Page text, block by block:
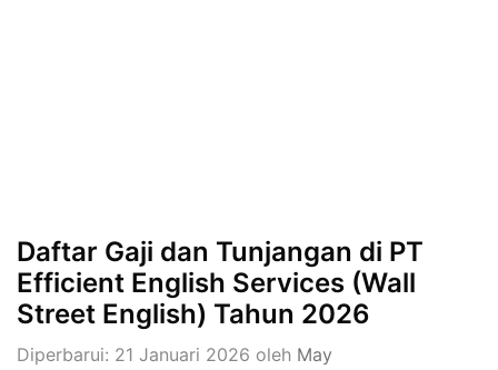
Daftar Gaji dan Tunjangan di PT
Efficient English Services (Wall
Street English) Tahun 2026
Diperbarui: 21 Januari 2026 oleh May